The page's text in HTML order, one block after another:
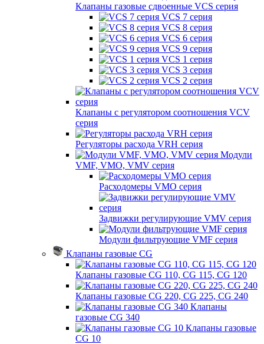
Клапаны газовые сдвоенные VCS серия
VCS 7 серия
VCS 8 серия
VCS 6 серия
VCS 9 серия
VCS 1 серия
VCS 3 серия
VCS 2 серия
Клапаны с регулятором соотношения VCV
серия
Регуляторы расхода VRH серия
Модули
VMF, VMO, VMV серия
Расходомеры VMO серия
Задвижки регулирующие VMV серия
Модули фильтрующие VMF серия
Клапаны газовые CG
Клапаны газовые CG 110, CG 115, CG 120
Клапаны газовые CG 220, CG 225, CG 240
Клапаны
газовые CG 340
Клапаны газовые
CG 10